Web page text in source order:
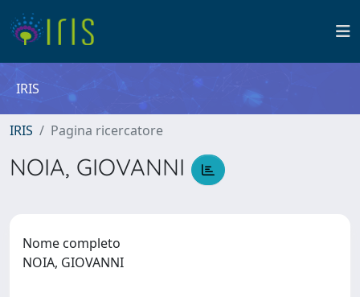
IRIS
IRIS Pagina ricercatore
NOIA, GIOVANNI
Nome completo
NOIA, GIOVANNI